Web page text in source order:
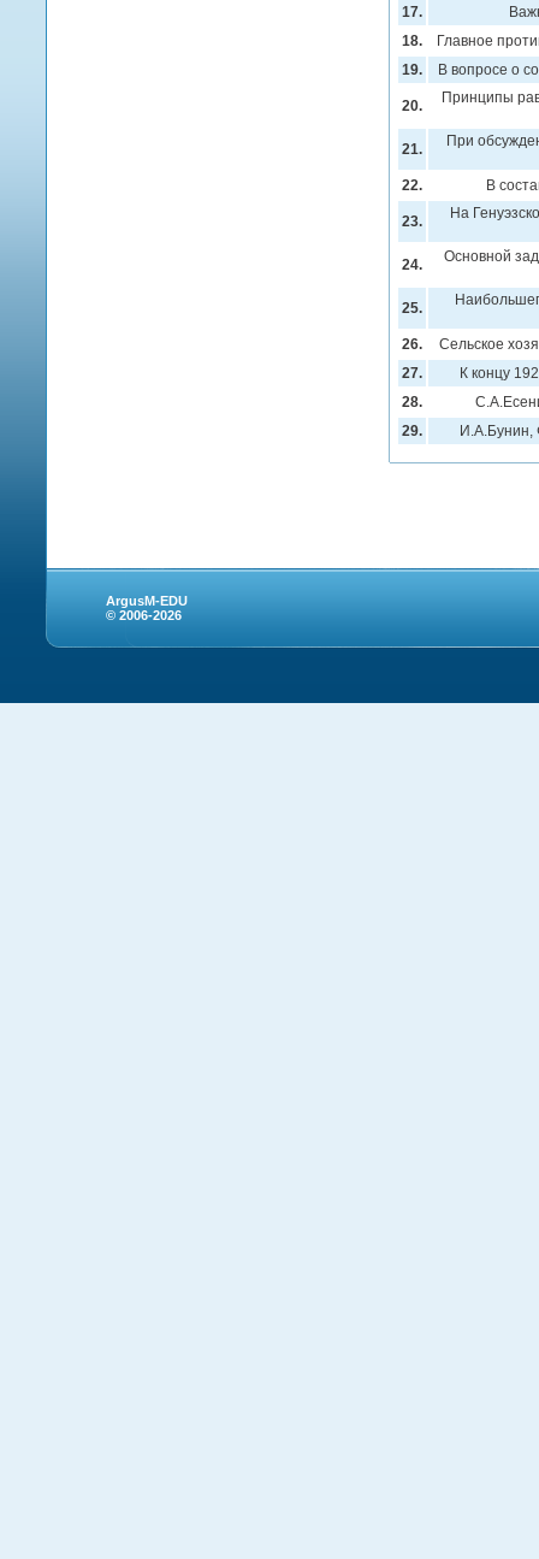
17.
18.
Главное
19.
В вопросе о
20. Принципы
21. При
22. В
23. На
24. Основной
25.
26.
Сельское
27.
К концу
28.
29.
ArgusM-EDU
© 2006-2026